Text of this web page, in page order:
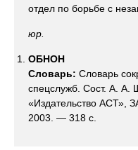
отдел по борьбе с
юр.
ОБНОН
Словарь: Словарь
спецслужб. Сост. А.
«Издательство АСТ»,
2003. — 318 с.